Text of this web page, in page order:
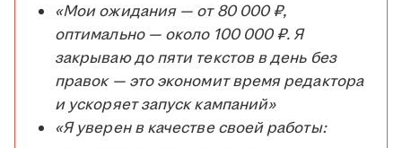
«Мои ожидания — от 80 000 ₽,
оптимально — около 100 000 ₽. Я
закрываю до пяти текстов в день без
правок — это экономит время редактора
и ускоряет запуск кампаний»
«Я уверен в качестве своей работы: